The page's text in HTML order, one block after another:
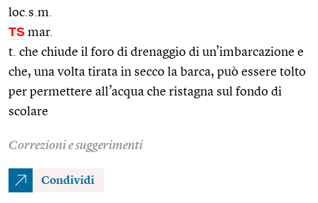
loc.s.m.
TS mar.
t. che chiude il foro di drenaggio di un’imbarcazione e
che, una volta tirata in secco la barca, può essere tolto
per permettere all’acqua che ristagna sul fondo di
scolare
Correzioni e suggerimenti
Condividi